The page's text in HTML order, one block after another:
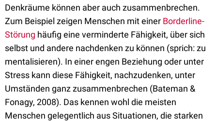
Denkräume können aber auch zusammenbrechen.
Zum Beispiel zeigen Menschen mit einer Borderline-
Störung häufig eine verminderte Fähigkeit, über sich
selbst und andere nachdenken zu können (sprich: zu
mentalisieren). In einer engen Beziehung oder unter
Stress kann diese Fähigkeit, nachzudenken, unter
Umständen ganz zusammenbrechen (Bateman &
Fonagy, 2008). Das kennen wohl die meisten
Menschen gelegentlich aus Situationen, die starken